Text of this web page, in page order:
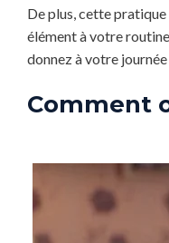
De plus, cette
élément à votre
donnez à votre
Comment